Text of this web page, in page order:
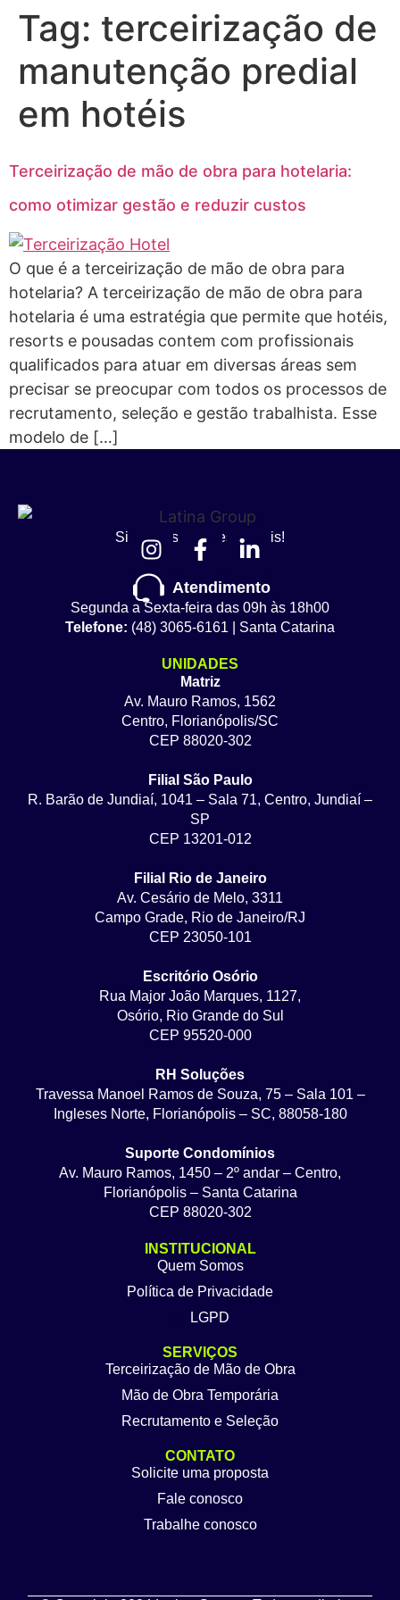
Tag: terceirização de
manutenção predial
em hotéis
Terceirização de mão de obra para hotelaria:
como otimizar gestão e reduzir custos
O que é a terceirização de mão de obra para
hotelaria? A terceirização de mão de obra para
hotelaria é uma estratégia que permite que hotéis,
resorts e pousadas contem com profissionais
qualificados para atuar em diversas áreas sem
precisar se preocupar com todos os processos de
recrutamento, seleção e gestão trabalhista. Esse
modelo de […]
Siga nossas redes sociais!
Atendimento
Segunda a Sexta-feira das 09h às 18h00
Telefone: (48) 3065-6161 | Santa Catarina
UNIDADES
Matriz
Av. Mauro Ramos, 1562
Centro, Florianópolis/SC
CEP 88020-302
Filial São Paulo
R. Barão de Jundiaí, 1041 – Sala 71, Centro, Jundiaí –
SP
CEP 13201-012
Filial Rio de Janeiro
Av. Cesário de Melo, 3311
Campo Grade, Rio de Janeiro/RJ
CEP 23050-101
Escritório Osório
Rua Major João Marques, 1127,
Osório, Rio Grande do Sul
CEP 95520-000
RH Soluções
Travessa Manoel Ramos de Souza, 75 – Sala 101 –
Ingleses Norte, Florianópolis – SC, 88058-180
Suporte Condomínios
Av. Mauro Ramos, 1450 – 2º andar – Centro,
Florianópolis – Santa Catarina
CEP 88020-302
INSTITUCIONAL
Quem Somos
Política de Privacidade
LGPD
SERVIÇOS
Terceirização de Mão de Obra
Mão de Obra Temporária
Recrutamento e Seleção
CONTATO
Solicite uma proposta
Fale conosco
Trabalhe conosco